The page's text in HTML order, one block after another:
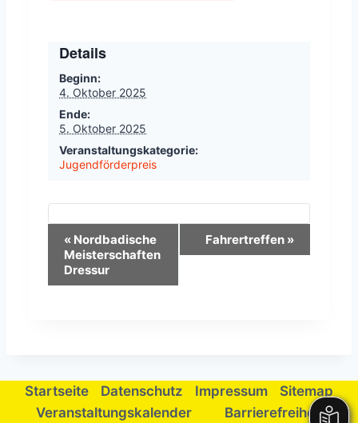
Details
Beginn:
4. Oktober 2025
Ende:
5. Oktober 2025
Veranstaltungskategorie:
Jugendförderpreis
s
t
« Nordbadische
Meisterschaften
Dressur
Fahrertreffen »
Startseite Datenschutz Impressum
Sitemap
Veranstaltungskalender
Barrierefreiheit